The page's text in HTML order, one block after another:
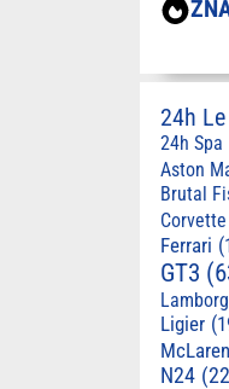
24h
24h Spa
Aston
Brutal
Corvette
Ferrari
GT3
Ligier
McLaren
N24